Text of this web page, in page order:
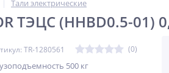
Тали электрические
ТЭЦС (HHBD0.5-01)
TR-1280561 (0)
500 кг